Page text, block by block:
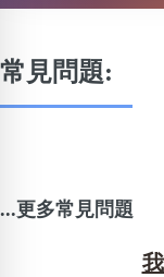
常見問題:
...更多常見問題